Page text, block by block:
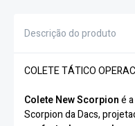
Descrição do produto
COLETE TÁTICO
Colete NewScorpioné
Scorpion da Dacs,